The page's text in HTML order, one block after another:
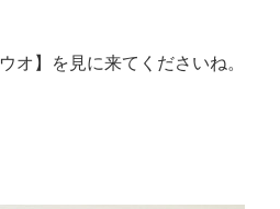
オ】を見に来てくださいね。